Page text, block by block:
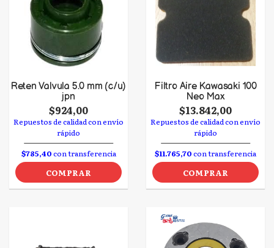
Reten Valvula 5.0 mm (c/u)
jpn
$924,00
Repuestos de calidad con envío
rápido
$785,40con transferencia
COMPRAR
Filtro Aire Kawasaki 100
Neo Max
$13.842,00
Repuestos de calidad con envío
rápido
$11.765,70con transferencia
COMPRAR